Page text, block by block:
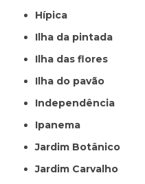
Hípica
Ilha da pintada
Ilha das flores
Ilha do pavão
Independência
Ipanema
Jardim Botânico
Jardim Carvalho